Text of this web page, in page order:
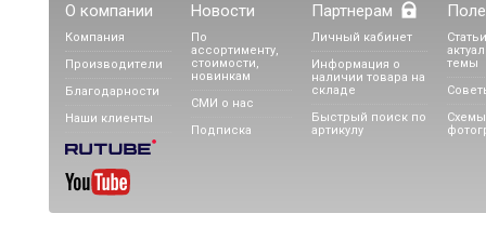
О компании
Компания
Производители
Благодарности
Наши клиенты
Новости
По
ассортименту,
стоимости,
новинкам
СМИ о нас
Подписка
Партнерам
Личный кабинет
Информация о
наличии товара на
складе
Быстрый поиск по
артикулу
темы